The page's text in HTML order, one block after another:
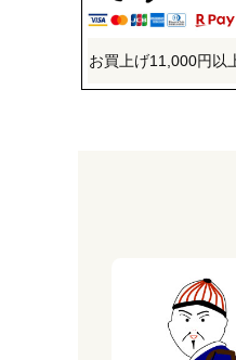
お買上げ11,000円以